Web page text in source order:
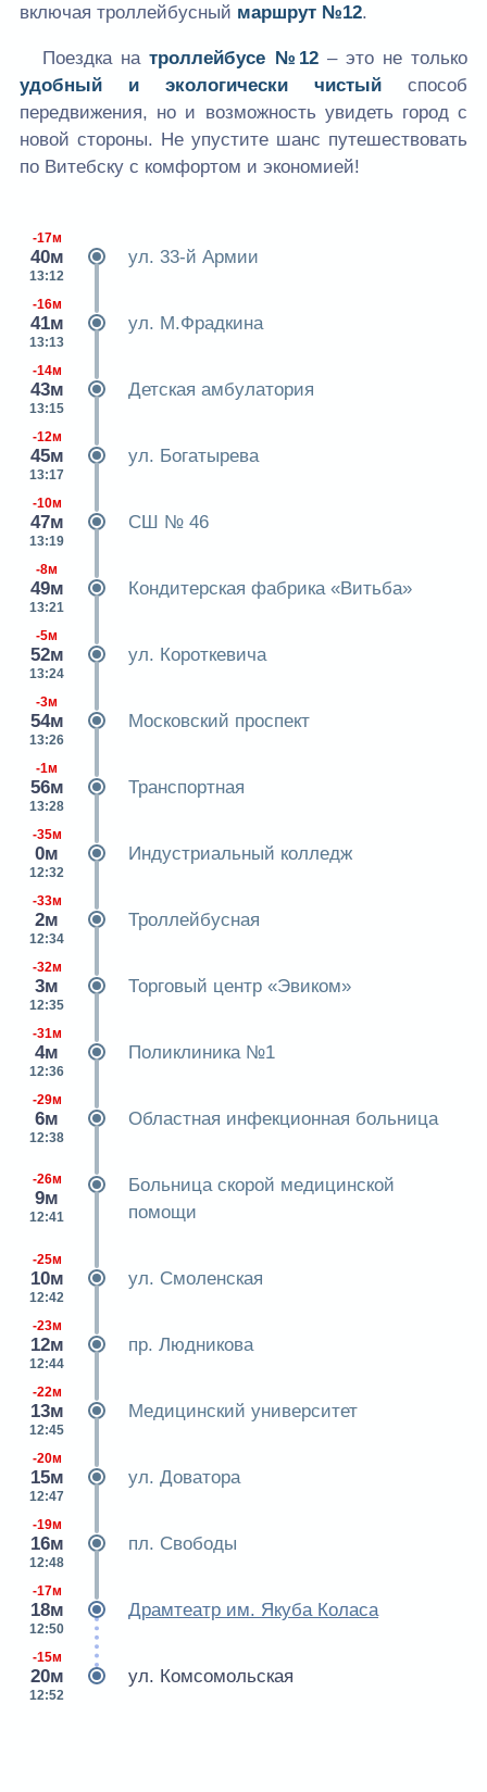
включая троллейбусный маршрут №12.
Поездка натроллейбусе №12– это не только
удобный и экологически чистый способ
передвижения, но и возможность увидеть город с
новой стороны. Не упустите шанс путешествовать
по Витебску с комфортом и экономией!
-17м
40м
13:12
ул. 33-й Армии
-16м
41м
13:13
ул. М.Фрадкина
-14м
43м
13:15
Детская амбулатория
-12м
45м
13:17
ул. Богатырева
-10м
47м
13:19
СШ № 46
-8м
49м
13:21
Кондитерская фабрика «Витьба»
-5м
52м
13:24
ул. Короткевича
-3м
54м
13:26
Московский проспект
-1м
56м
13:28
Транспортная
-35м
0м
12:32
Индустриальный колледж
-33м
2м
12:34
Троллейбусная
-32м
3м
12:35
Торговый центр «Эвиком»
-31м
4м
12:36
Поликлиника №1
-29м
6м
12:38
Областная инфекционная больница
-26м
9м
12:41
Больница скорой медицинской
помощи
-25м
10м
12:42
ул. Смоленская
-23м
12м
12:44
пр. Людникова
-22м
13м
12:45
Медицинский университет
-20м
15м
12:47
ул. Доватора
-19м
16м
12:48
пл. Свободы
-17м
18м
12:50
Драмтеатр им. Якуба Коласа
-15м
20м
12:52
ул. Комсомольская